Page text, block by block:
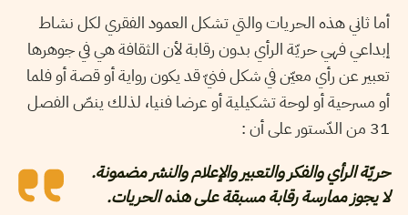
أما ثاني هذه الحريات والتي تشكل العمود الفقري لكل نشاط
إبداعي فهي حريّة الرأي بدون رقابة لأن الثقافة هي في جوهرها
تعبير عن رأي معيّن في شكل فنيّ قد يكون رواية أو قصة أو فلما
أو مسرحية أو لوحة تشكيلية أو عرضا فنيا، لذلك ينصّ الفصل
31 من الدّستور على أن :
حريّة الرأي والفكر والتعبير والإعلام والنشر مضمونة.
لا يجوز ممارسة رقابة مسبقة على هذه الحريات.